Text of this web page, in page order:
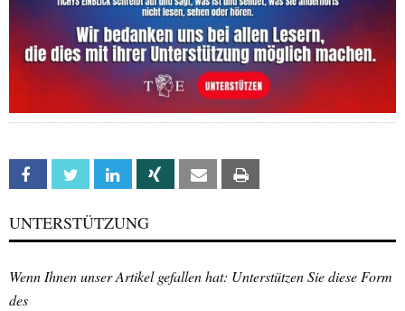
Facebook Twitter Linkedin Xing Email
UNTERSTÜTZUNG
Wenn Ihnen unser Artikel gefallen hat: Unterstützen Sie diese Form
des